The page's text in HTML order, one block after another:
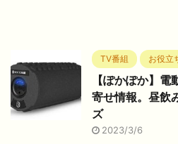
TV番組 お役立
【ぽかぽか】
寄せ情報。昼飲
ズ
2023/3/6